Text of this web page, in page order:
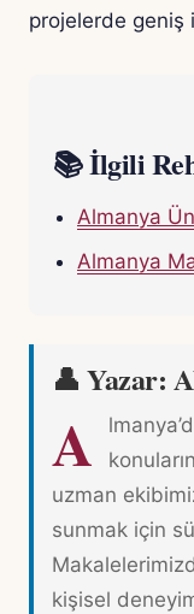
projelerde geniş
📚 İlgili
Almanya
Almanya
👤 Yazar:
A
uzman
sunmak için
kişisel